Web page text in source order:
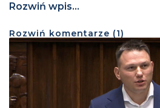
Rozwiń wpis...
Rozwiń komentarze (1)